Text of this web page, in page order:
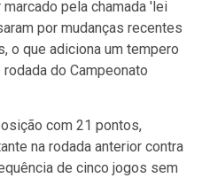
pela chamada 'lei
por mudanças recentes
o que adiciona um tempero
do Campeonato
com 21 pontos,
na rodada anterior contra
de cinco jogos sem